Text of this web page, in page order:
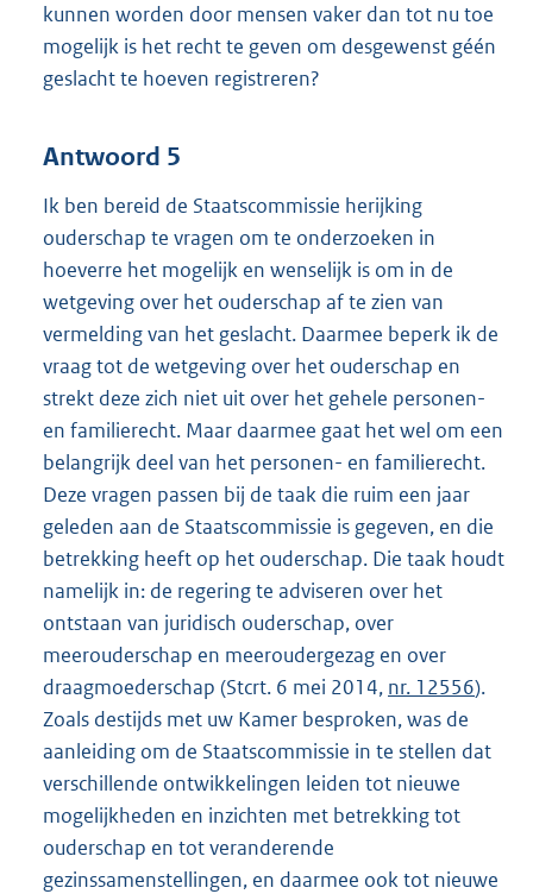
kunnen worden door mensen vaker dan tot nu toe
mogelijk is het recht te geven om desgewenst géén
geslacht te hoeven registreren?
Antwoord 5
Ik ben bereid de Staatscommissie herijking
ouderschap te vragen om te onderzoeken in
hoeverre het mogelijk en wenselijk is om in de
wetgeving over het ouderschap af te zien van
vermelding van het geslacht. Daarmee beperk ik de
vraag tot de wetgeving over het ouderschap en
strekt deze zich niet uit over het gehele personen-
en familierecht. Maar daarmee gaat het wel om een
belangrijk deel van het personen- en familierecht.
Deze vragen passen bij de taak die ruim een jaar
geleden aan de Staatscommissie is gegeven, en die
betrekking heeft op het ouderschap. Die taak houdt
namelijk in: de regering te adviseren over het
ontstaan van juridisch ouderschap, over
meerouderschap en meeroudergezag en over
draagmoederschap (Stcrt. 6 mei 2014, nr. 12556).
Zoals destijds met uw Kamer besproken, was de
aanleiding om de Staatscommissie in te stellen dat
verschillende ontwikkelingen leiden tot nieuwe
mogelijkheden en inzichten met betrekking tot
ouderschap en tot veranderende
gezinssamenstellingen, en daarmee ook tot nieuwe